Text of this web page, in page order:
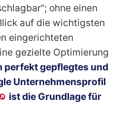
ohne einen
auf die wichtigsten
eingerichteten
gezielte Optimierung
perfekt gepflegtes und
Unternehmensprofil
ist die Grundlage für